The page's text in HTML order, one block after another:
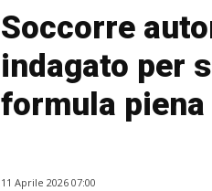
Soccorre
indagato per
formula piena
11 Aprile 2026 07:00